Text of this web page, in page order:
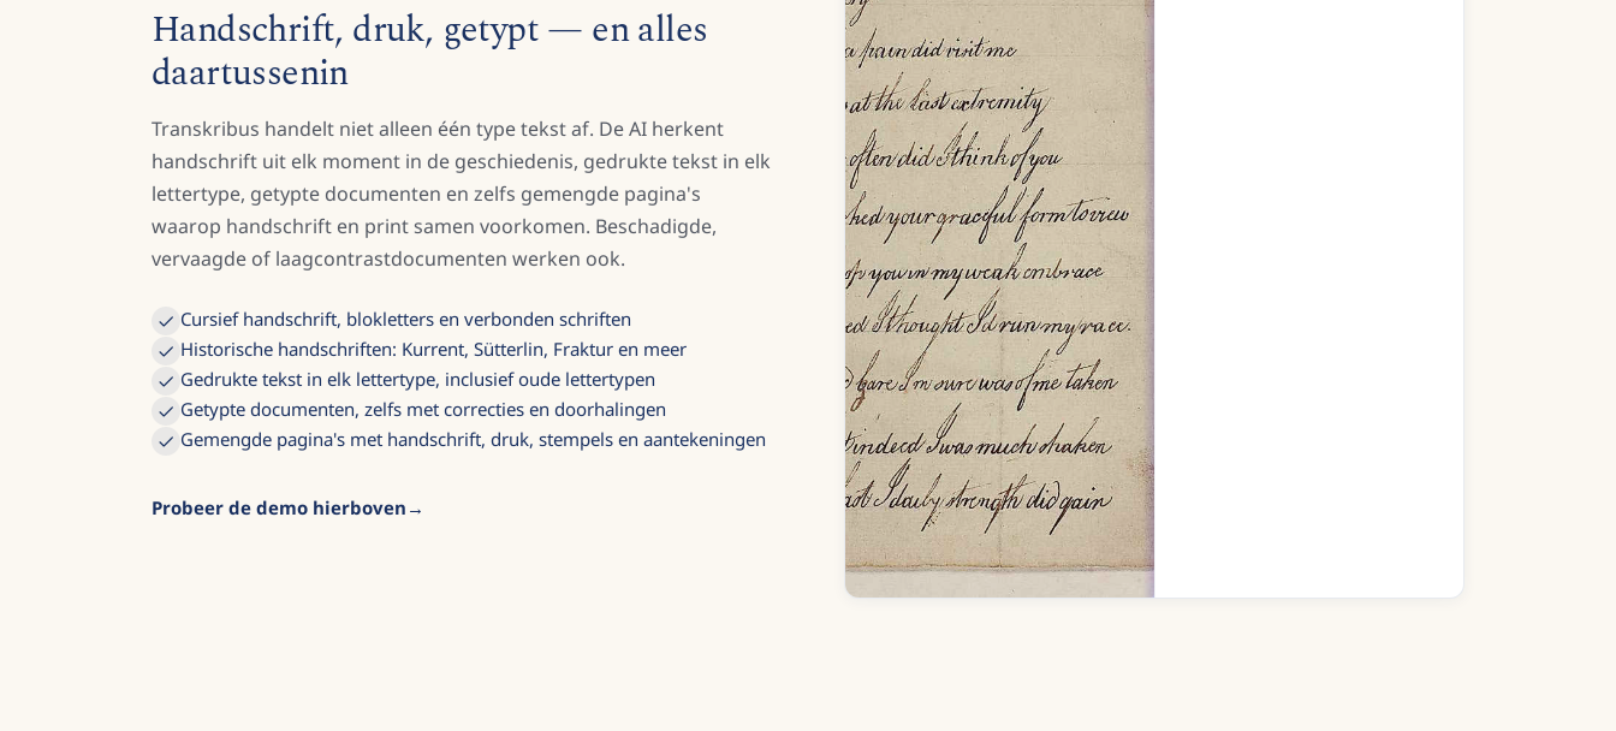
Handschrift, druk, getypt — en alles
daartussenin
Transkribus handelt niet alleen één type tekst af. De AI herkent
handschrift uit elk moment in de geschiedenis, gedrukte tekst in elk
lettertype, getypte documenten en zelfs gemengde pagina's
waarop handschrift en print samen voorkomen. Beschadigde,
vervaagde of laagcontrastdocumenten werken ook.
Cursief handschrift, blokletters en verbonden schriften
Historische handschriften: Kurrent, Sütterlin, Fraktur en meer
Gedrukte tekst in elk lettertype, inclusief oude lettertypen
Getypte documenten, zelfs met correcties en doorhalingen
Gemengde pagina's met handschrift, druk, stempels en aantekeningen
Probeer de demo hierboven